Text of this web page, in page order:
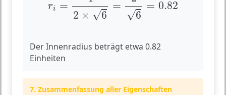
ri =
2 × √6
=
√6
= 0.82
Der Innenradius beträgt etwa 0.82
Einheiten
7. Zusammenfassung aller Eigenschaften